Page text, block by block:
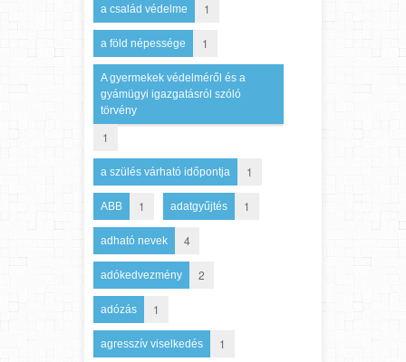
a család védelme 1
a föld népessége 1
A gyermekek védelméről és a
gyámügyi igazgatásról szóló
törvény
1
a szülés várható időpontja 1
ABB 1 adatgyűjtés 1
adható nevek 4
adókedvezmény 2
adózás 1
agresszív viselkedés 1